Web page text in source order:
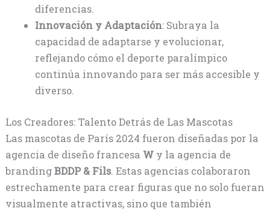
diferencias.
Innovación y Adaptación: Subraya la
capacidad de adaptarse y evolucionar,
reflejando cómo el deporte paralímpico
continúa innovando para ser más accesible y
diverso.
Los Creadores: Talento Detrás de Las Mascotas
Las mascotas de París 2024 fueron diseñadas por la
agencia de diseño francesa Wy la agencia de
brandingBDDP & Fils. Estas agencias colaboraron
estrechamente para crear figuras que no solo fueran
visualmente atractivas, sino que también